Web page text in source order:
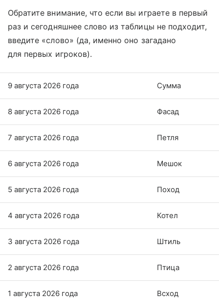
Обратите внимание, что если вы играете в первый
раз и сегодняшнее слово из таблицы не подходит,
введите «слово» (да, именно оно загадано
для первых игроков).
9 августа 2026 года Сумма
8 августа 2026 года Фасад
7 августа 2026 года Петля
6 августа 2026 года Мешок
5 августа 2026 года Поход
4 августа 2026 года Котел
3 августа 2026 года Штиль
2 августа 2026 года Птица
1 августа 2026 года Всход